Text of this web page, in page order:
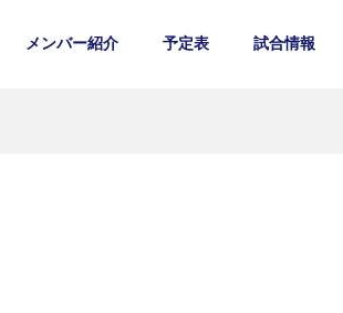
メンバー紹介 予定表 試合情報